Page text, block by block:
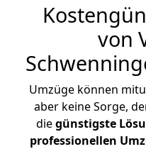
von
Umzüge können
aber keine Sorge,
diegünstigste
professionellen